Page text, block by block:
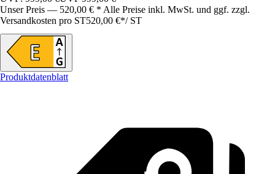
Unser Preis — 520,00 € * Alle Preise inkl. MwSt. und ggf. zzgl.
Versandkosten pro ST520,00 €*/ ST
Produktdatenblatt